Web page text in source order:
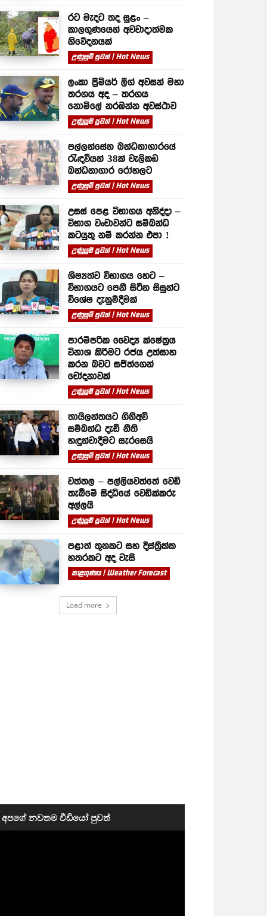
රට මැදට තද සුළං –
කාලගුණයෙන් අවවාදාත්මක
නිවේදනයක්
උණුසුම් පුවත් | Hot News
ලංකා ප්‍රිමියර් ලීග් අවසන් මහා
තරගය අද – තරගය
නොමිලේ නරඹන්න අවස්ථාව
උණුසුම් පුවත් | Hot News
පල්ලන්සේන බන්ධනාගාරයේ
රැඳවියන් 38ක් වැලිකඩ
බන්ධනාගාර රෝහලට
උණුසුම් පුවත් | Hot News
උසස් පෙළ විභාගය අනිද්දා –
විභාග වංචාවන්ට සම්බන්ධ
කටයුතු නම් කරන්න එපා !
උණුසුම් පුවත් | Hot News
ශිෂ්‍යත්ව විභාගය හෙට –
විභාගයට පෙනී සිටින සිසුන්ට
විශේෂ දැනුම්දීමක්
උණුසුම් පුවත් | Hot News
පාරම්පරික වෛද්‍ය ක්ෂේත්‍රය
විනාශ කිරීමට රජය උත්සාහ
කරන බවට සජිත්ගෙන්
චෝදනාවක්
උණුසුම් පුවත් | Hot News
තායිලන්තයට ගිනිඅවි
සම්බන්ධ දැඩි නීති
හඳුන්වාදීමට සැරසෙයි
උණුසුම් පුවත් | Hot News
වත්තල – පල්ලියවත්තේ වෙඩි
තැබීමේ සිද්ධියේ වෙඩික්කරු
අල්ලයි
උණුසුම් පුවත් | Hot News
පළාත් තුනකට සහ දිස්ත්‍රික්ක
හතරකට අද වැසි
කාළගුණය | Weather Forecast
Load more
අපගේ නවතම වීඩියෝ පුවත්